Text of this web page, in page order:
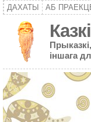
ДАХАТЫ АБ
іншага